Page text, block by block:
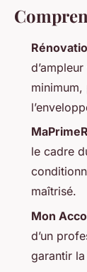
le cadre
maîtrisé.
Mon
d’un
garantir